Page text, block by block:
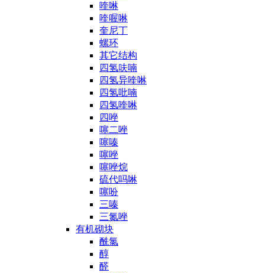
喹啉
喹喔啉
奎尼丁
螺环
其它结构
四氢呋喃
四氢异喹啉
四氢吡喃
四氢喹啉
四唑
噻二唑
噻嗪
噻唑
噻唑烷
硫代吗啉
噻吩
三嗪
三氮唑
有机砌块
酰氯
醇
醛